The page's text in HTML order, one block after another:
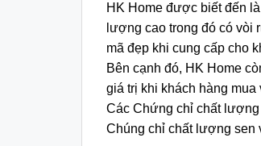
HK Home được biết đến
lượng cao trong đó có
mã đẹp khi cung cấp cho
Bên cạnh đó, HK Home
giá trị khi khách hàng
Các Chứng chỉ chất lượng
Chúng chỉ chất lượng sen